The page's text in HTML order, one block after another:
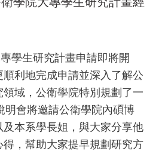
學生研究計畫申請即將開
利地完成申請並深入了解公
域，公衛學院特別規劃了一
明會將邀請公衛學院內碩博
本系學長姐，與大家分享他
，幫助大家提早規劃研究方